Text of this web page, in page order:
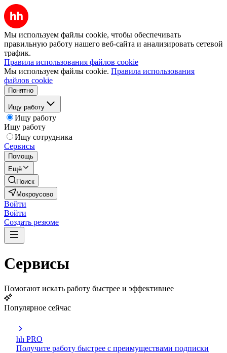
Мы используем файлы cookie, чтобы обеспечивать
правильную работу нашего веб-сайта и анализировать сетевой
трафик.
Правила использования файлов cookie
Мы используем файлы cookie. Правила использования
файлов cookie
Понятно
Ищу работу
Ищу работу
Ищу работу
Ищу сотрудника
Сервисы
Помощь
Ещё
Поиск
Мокроусово
Войти
Войти
Создать резюме
Сервисы
Помогают искать работу быстрее и эффективнее
Популярное сейчас
hh PRO
Получите работу быстрее с преимуществами подписки